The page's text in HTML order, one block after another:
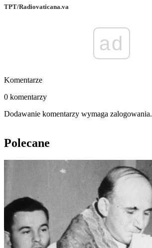
TPT/Radiovaticana.va
ad
Komentarze
0 komentarzy
Dodawanie komentarzy wymaga zalogowania.
Polecane